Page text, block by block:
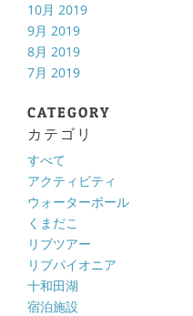
10月 2019
9月 2019
8月 2019
7月 2019
CATEGORY
カテゴリ
すべて
アクティビティ
ウォーターボール
くまだこ
リブツアー
リブパイオニア
十和田湖
宿泊施設